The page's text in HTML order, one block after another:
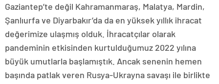
Gaziantep’te değil Kahramanmaraş, Malatya, Mardin,
Şanlıurfa ve Diyarbakır’da da en yüksek yıllık ihracat
değerimize ulaşmış olduk. İhracatçılar olarak
pandeminin etkisinden kurtulduğumuz 2022 yılına
büyük umutlarla başlamıştık. Ancak senenin hemen
başında patlak veren Rusya-Ukrayna savaşı ile birlikte